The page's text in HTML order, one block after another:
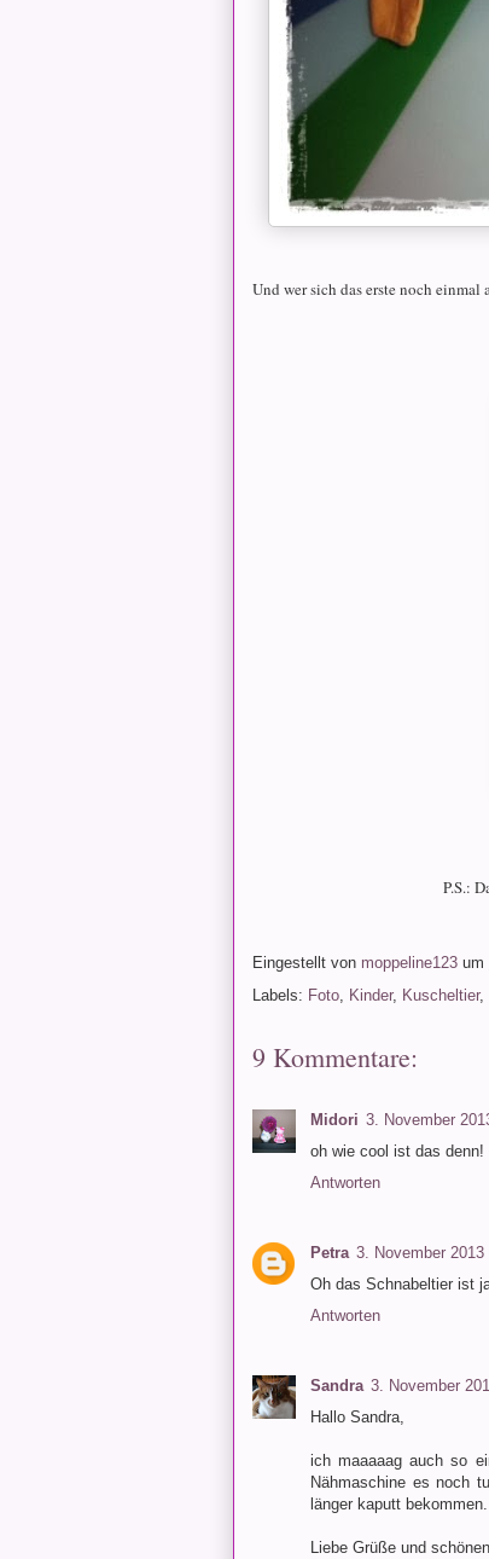
Und wer sich das erste noch einmal
P.S.:
Eingestellt von moppeline123 um
Labels: Foto Kinder, Kuscheltier,
9 Kommentare:
Midori 3. November
oh wie cool ist das denn!
Antworten
Petra 3. November 2013
Oh das Schnabeltier ist
Antworten
Sandra 3. November
Hallo Sandra,
ich maaaaag auch so
Nähmaschine es noch
länger kaputt
Liebe Grüße und